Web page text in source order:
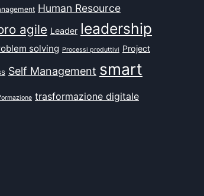
Human Resource
agile Leader leadership
solving Processi produttivi Project
Self Management smart
trasformazione digitale